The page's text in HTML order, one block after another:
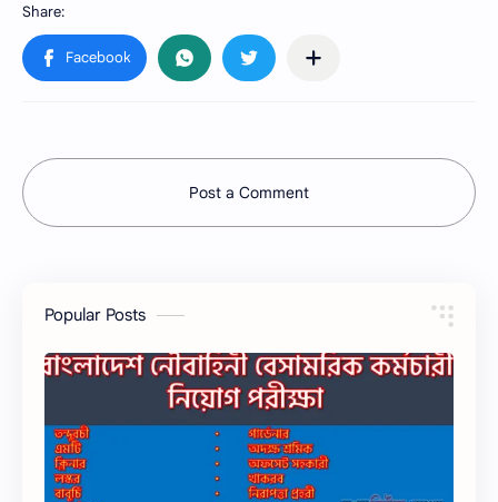
Post a Comment
Popular Posts